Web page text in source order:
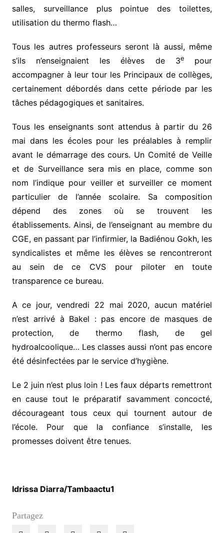
salles, surveillance plus pointue des toilettes,
utilisation du thermo flash…
Tous les autres professeurs seront là aussi, même
s’ils n’enseignaient les élèves de 3epour
accompagner à leur tour les Principaux de collèges,
certainement débordés dans cette période par les
tâches pédagogiques et sanitaires.
Tous les enseignants sont attendus à partir du 26
mai dans les écoles pour les préalables à remplir
avant le démarrage des cours. Un Comité de Veille
et de Surveillance sera mis en place, comme son
nom l’indique pour veiller et surveiller ce moment
particulier de l’année scolaire. Sa composition
dépend des zones où se trouvent les
établissements. Ainsi, de l’enseignant au membre du
CGE, en passant par l’infirmier, la Badiénou Gokh, les
syndicalistes et même les élèves se rencontreront
au sein de ce CVS pour piloter en toute
transparence ce bureau.
A ce jour, vendredi 22 mai 2020, aucun matériel
n’est arrivé à Bakel : pas encore de masques de
protection, de thermo flash, de gel
hydroalcoolique… Les classes aussi n’ont pas encore
été désinfectées par le service d’hygiène.
Le 2 juin n’est plus loin ! Les faux départs remettront
en cause tout le préparatif savamment concocté,
décourageant tous ceux qui tournent autour de
l’école. Pour que la confiance s’installe, les
promesses doivent être tenues.
Idrissa Diarra/Tambaactu1
Partagez